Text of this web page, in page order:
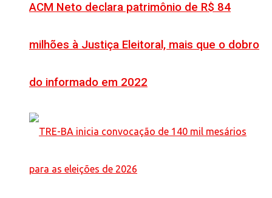
ACM Neto declara patrimônio de R$ 84
milhões à Justiça Eleitoral, mais que o dobro
do informado em 2022